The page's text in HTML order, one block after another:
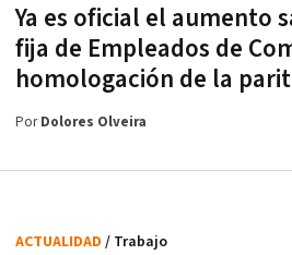
Ya es oficial el aumento
fija de Empleados de
homologación de la
PorDolores Olveira
ACTUALIDAD / Trabajo